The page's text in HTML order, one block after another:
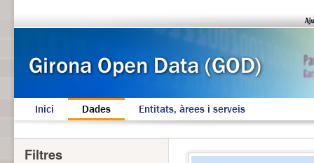
Inici Dades Entitats, àrees i serveis
Filtres